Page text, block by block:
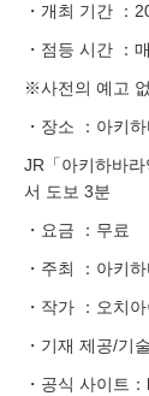
・개최 기간 ：
・점등 시간 ：
※사전의 예고
・장소 ：아키
JR「아키하바
서 도보 3분
・요금 ：무료
・주최 ：아키
・작가 ：오치
・기재 제공/기
・공식 사이트